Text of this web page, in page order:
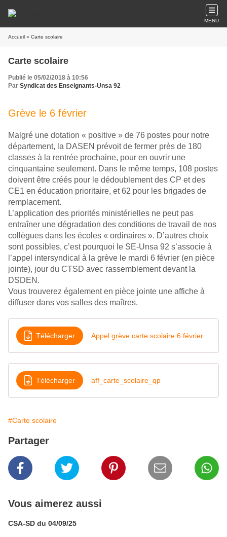
MENU
Accueil » Carte scolaire
Carte scolaire
Publié le 05/02/2018 à 10:56
Par Syndicat des Enseignants-Unsa 92
Grève le 6 février
Malgré une dotation « positive » de 76 postes pour notre
département, la DASEN prévoit de fermer près de 180
classes à la rentrée prochaine, pour en ouvrir une
cinquantaine seulement. Dans le même temps, 108 postes
doivent être créés pour le dédoublement des CP et des
CE1 en éducation prioritaire, et 62 pour les brigades de
remplacement.
L’application des priorités ministérielles ne peut pas
entraîner une dégradation des conditions de travail de nos
collègues dans les écoles « ordinaires ». D’autres choix
sont possibles, c’est pourquoi le SE-Unsa 92 s’associe à
l’appel intersyndical à la grève le mardi 6 février (en pièce
jointe), jour du CTSD avec rassemblement devant la
DSDEN.
Vous trouverez également en pièce jointe une affiche à
diffuser dans vos salles des maîtres.
Télécharger Appel grève carte scolaire 6 février
Télécharger aff_carte_scolaire_qp
#Carte scolaire
Partager
Vous aimerez aussi
CSA-SD du 04/09/25